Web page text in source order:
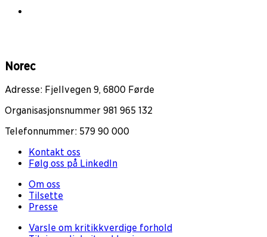
Norec
Adresse: Fjellvegen 9, 6800 Førde
Organisasjonsnummer 981 965 132
Telefonnummer: 579 90 000
Kontakt oss
Følg oss på LinkedIn
Om oss
Tilsette
Presse
Varsle om kritikkverdige forhold